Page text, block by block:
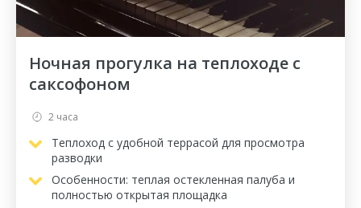
Ночная прогулка на теплоходе с
саксофоном
2 часа
Теплоход с удобной террасой для просмотра
разводки
Особенности: теплая остекленная палуба и
полностью открытая площадка